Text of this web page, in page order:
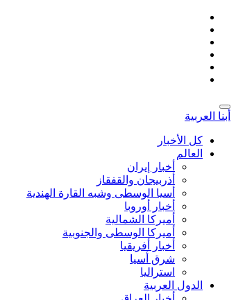
أبنا العربية
کل الأخبار
العالم
أخبار إيران
أذربيجان والقفقاز
أسیا الوسطی وشبه القارة الهندية
أخبار أوروبا
أمیركا الشمالية
أميركا الوسطى والجنوبية
أخبار أفريقيا
شرق أسيا
استراليا
الدول العربیة